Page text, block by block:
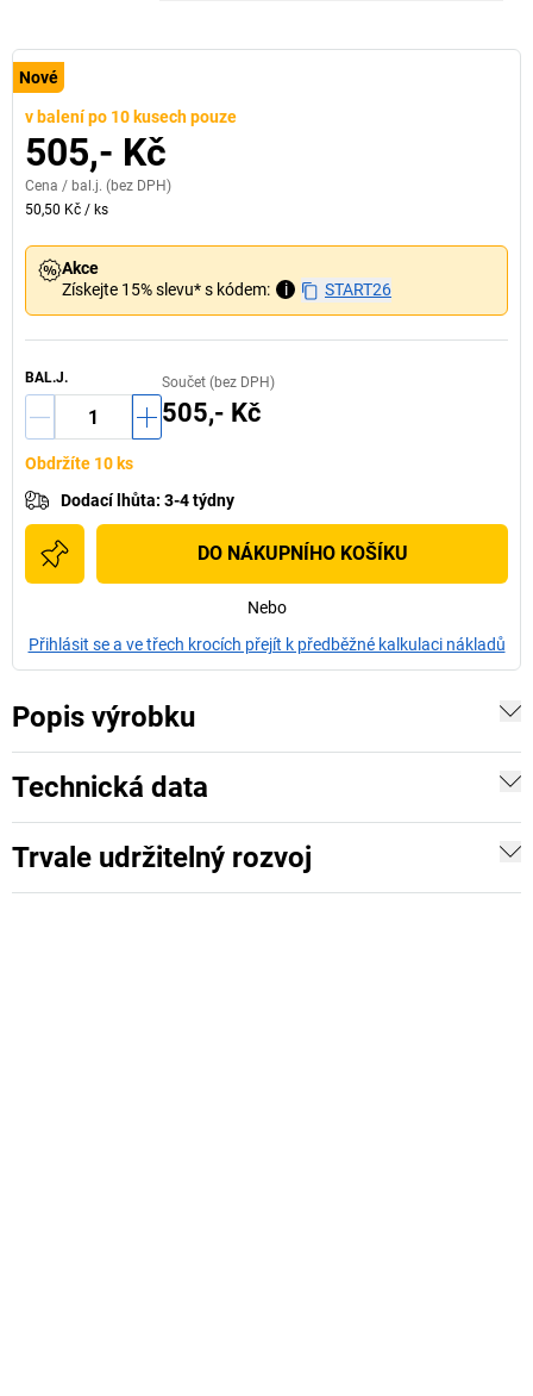
Nové
v balení po 10 kusech pouze
505,- Kč
Cena / bal.j. (bez DPH)
50,50 Kč / ks
Akce
Získejte 15% slevu* s kódem:
i START26
BAL.J. Součet (bez DPH)
505,- Kč
Obdržíte 10 ks
Dodací lhůta: 3-4 týdny
DO NÁKUPNÍHO KOŠÍKU
Nebo
Přihlásit se a ve třech krocích přejít k předběžné kalkulaci nákladů
Popis výrobku
Technická data
Trvale udržitelný rozvoj